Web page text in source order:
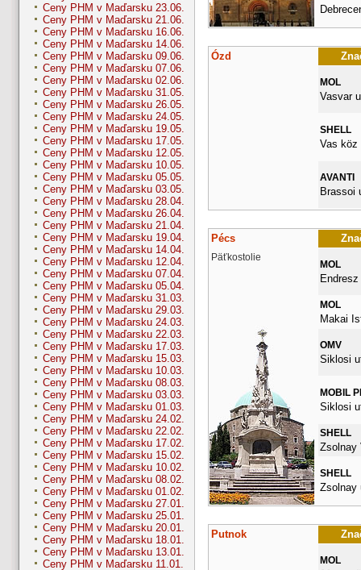
Ceny PHM v Maďarsku 23.06.
Ceny PHM v Maďarsku 21.06.
Ceny PHM v Maďarsku 16.06.
Ceny PHM v Maďarsku 14.06.
Ceny PHM v Maďarsku 09.06.
Ceny PHM v Maďarsku 07.06.
Ceny PHM v Maďarsku 02.06.
Ceny PHM v Maďarsku 31.05.
Ceny PHM v Maďarsku 26.05.
Ceny PHM v Maďarsku 24.05.
Ceny PHM v Maďarsku 19.05.
Ceny PHM v Maďarsku 17.05.
Ceny PHM v Maďarsku 12.05.
Ceny PHM v Maďarsku 10.05.
Ceny PHM v Maďarsku 05.05.
Ceny PHM v Maďarsku 03.05.
Ceny PHM v Maďarsku 28.04.
Ceny PHM v Maďarsku 26.04.
Ceny PHM v Maďarsku 21.04.
Ceny PHM v Maďarsku 19.04.
Ceny PHM v Maďarsku 14.04.
Ceny PHM v Maďarsku 12.04.
Ceny PHM v Maďarsku 07.04.
Ceny PHM v Maďarsku 05.04.
Ceny PHM v Maďarsku 31.03.
Ceny PHM v Maďarsku 29.03.
Ceny PHM v Maďarsku 24.03.
Ceny PHM v Maďarsku 22.03.
Ceny PHM v Maďarsku 17.03.
Ceny PHM v Maďarsku 15.03.
Ceny PHM v Maďarsku 10.03.
Ceny PHM v Maďarsku 08.03.
Ceny PHM v Maďarsku 03.03.
Ceny PHM v Maďarsku 01.03.
Ceny PHM v Maďarsku 24.02.
Ceny PHM v Maďarsku 22.02.
Ceny PHM v Maďarsku 17.02.
Ceny PHM v Maďarsku 15.02.
Ceny PHM v Maďarsku 10.02.
Ceny PHM v Maďarsku 08.02.
Ceny PHM v Maďarsku 01.02.
Ceny PHM v Maďarsku 27.01.
Ceny PHM v Maďarsku 25.01.
Ceny PHM v Maďarsku 20.01.
Ceny PHM v Maďarsku 18.01.
Ceny PHM v Maďarsku 13.01.
Ceny PHM v Maďarsku 11.01.
Ózd
MOL
Vasvar
SHELL
Vas köz
AVANTI
Brassoi
Pécs
Päťkostolie
MOL
Endresz
MOL
Makai
OMV
Siklosi
MOBIL
Siklosi
SHELL
Zsolnay
SHELL
Zsolnay
Putnok
MOL